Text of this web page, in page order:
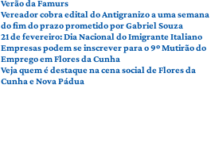
Verão da Famurs
Vereador cobra edital do Antigranizo a uma semana
do fim do prazo prometido por Gabriel Souza
21 de fevereiro: Dia Nacional do Imigrante Italiano
Empresas podem se inscrever para o 9º Mutirão do
Emprego em Flores da Cunha
Veja quem é destaque na cena social de Flores da
Cunha e Nova Pádua